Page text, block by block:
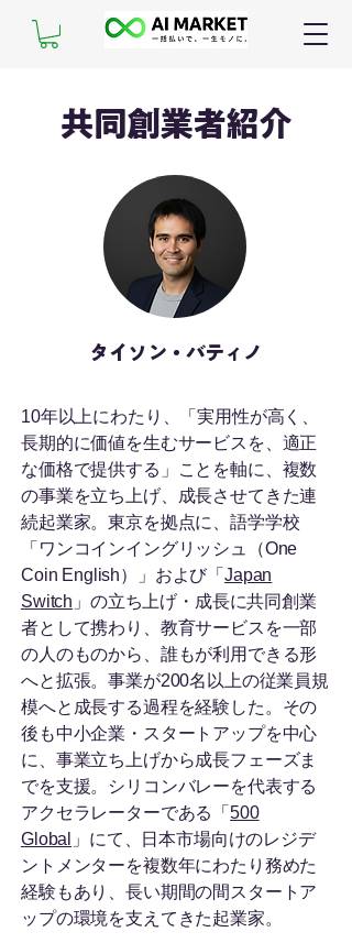
共同創業者紹介
タイソン・バティノ
10年以上にわたり、「実用性が高く、
長期的に価値を生むサービスを、適正
な価格で提供する」ことを軸に、複数
の事業を立ち上げ、成長させてきた連
続起業家。東京を拠点に、語学学校
「ワンコインイングリッシュ（One
Coin English）」および「Japan
Switch 」の立ち上げ・成長に共同創業
者として携わり、教育サービスを一部
の人のものから、誰もが利用できる形
へと拡張。事業が200名以上の従業員規
模へと成長する過程を経験した。その
後も中小企業・スタートアップを中心
に、事業立ち上げから成長フェーズま
でを支援。シリコンバレーを代表する
アクセラレーターである「500
Global 」にて、日本市場向けのレジデ
ントメンターを複数年にわたり務めた
経験もあり、長い期間の間スタートア
ップの環境を支えてきた起業家。